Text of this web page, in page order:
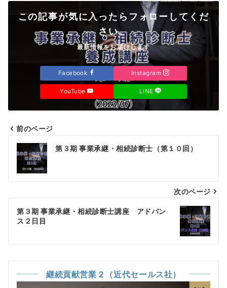
この記事が気に入ったらフォローしてくだ
さい。
最新情報をお届けします
Facebook Instagram
YouTube LINE
投
稿
ナ
ビ
ゲ
シ
ョ
ン
前のページ
第３期 事業承継・相続診断士（第１０回）
次のページ
第３期 事業承継・相続診断士講座 アドバン
ス２日目
継続貢献営業２（近代セールス社）